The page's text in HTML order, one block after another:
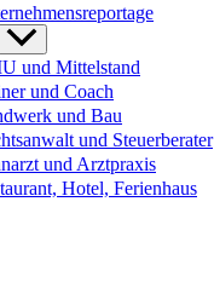
und Mittelstand
und Coach
und Bau
und Steuerberater
und Arztpraxis
Hotel, Ferienhaus